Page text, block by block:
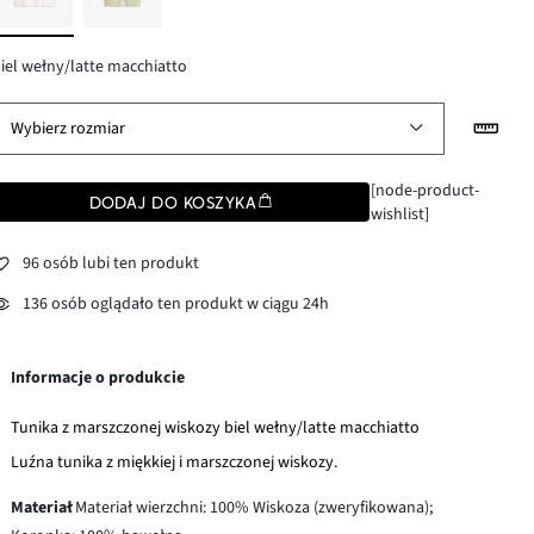
wełny/latte macchiatto
Wybierz rozmiar
DODAJ DO KOSZYKA
[node-product-
wishlist]
96 osób lubi ten produkt
136 osób oglądało ten produkt w ciągu 24h
Informacje o produkcie
Tunika z marszczonej wiskozy biel wełny/latte macchiatto
Luźna tunika z miękkiej i marszczonej wiskozy.
MateriałMateriał wierzchni: 100% Wiskoza (zweryfikowana);